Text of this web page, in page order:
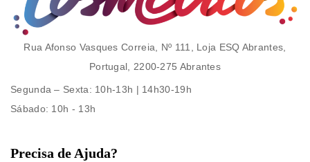
Rua Afonso Vasques Correia, Nº 111, Loja ESQ Abrantes,
Portugal, 2200-275 Abrantes
Segunda – Sexta: 10h-13h | 14h30-19h
Sábado: 10h - 13h
Precisa de Ajuda?